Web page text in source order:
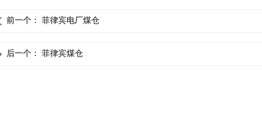
前一个： 菲律宾电厂煤仓
后一个： 菲律宾煤仓